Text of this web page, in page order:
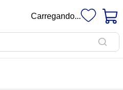
Carregando...